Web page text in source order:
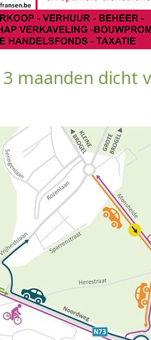
maanden dicht